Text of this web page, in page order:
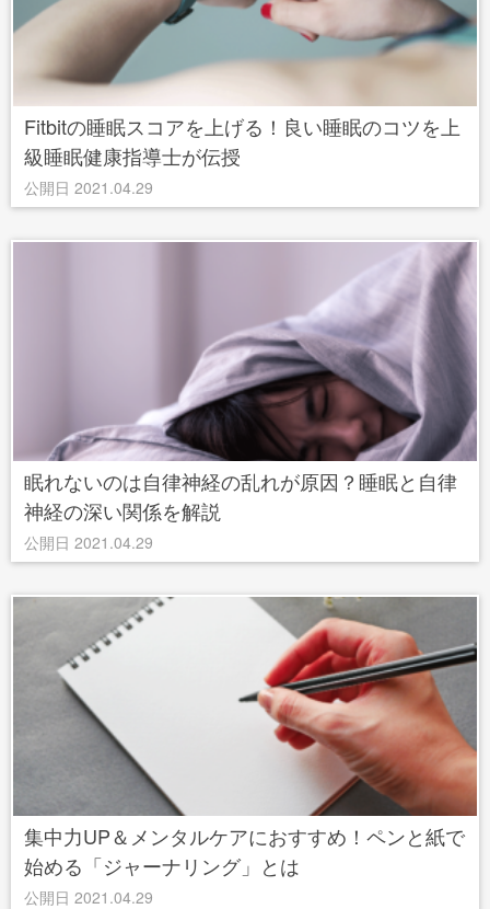
Fitbitの睡眠スコアを上げる！良い睡眠のコツを上
級睡眠健康指導士が伝授
公開日 2021.04.29
眠れないのは自律神経の乱れが原因？睡眠と自律
神経の深い関係を解説
公開日 2021.04.29
集中力UP＆メンタルケアにおすすめ！ペンと紙で
始める「ジャーナリング」とは
公開日 2021.04.29